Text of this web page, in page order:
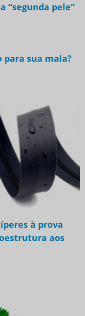
“segunda pele”
para sua mala?
à prova
aos